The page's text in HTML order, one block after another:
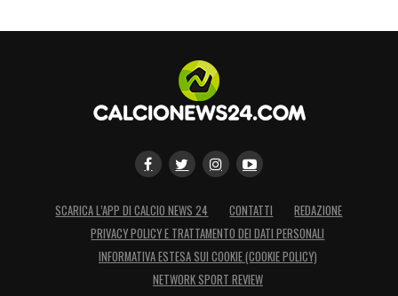
SCARICA L’APP DI CALCIO NEWS 24 CONTATTI
REDAZIONE
PRIVACY POLICY E TRATTAMENTO DEI DATI PERSONALI
INFORMATIVA ESTESA SUI COOKIE (COOKIE POLICY)
NETWORK SPORT REVIEW